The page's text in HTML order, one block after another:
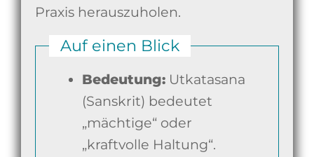
Praxis herauszuholen.
Auf einen Blick
Bedeutung:Utkatasana
(Sanskrit) bedeutet
„mächtige“ oder
„kraftvolle Haltung“.